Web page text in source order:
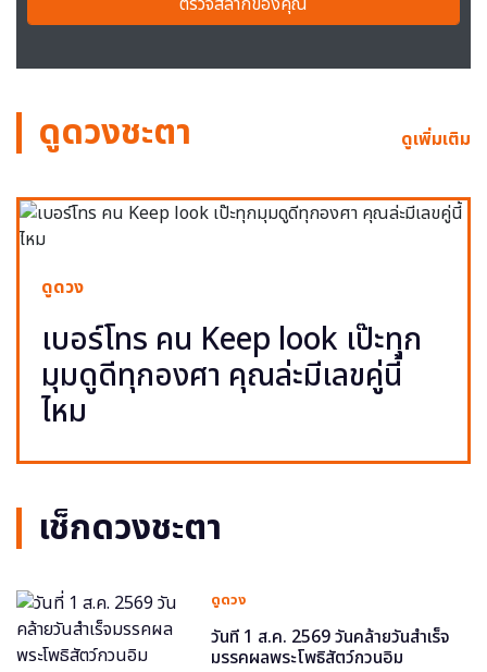
ดูดวงชะตา ดูเพิ่มเติม
ดูดวง
เบอร์โทร คน Keep look เป๊ะทุก
มุมดูดีทุกองศา คุณล่ะมีเลขคู่นี้
ไหม
เช็กดวงชะตา
ดูดวง
วันที่ 1 ส.ค. 2569 วันคล้ายวันสำเร็จ
มรรคผลพระโพธิสัตว์กวนอิม